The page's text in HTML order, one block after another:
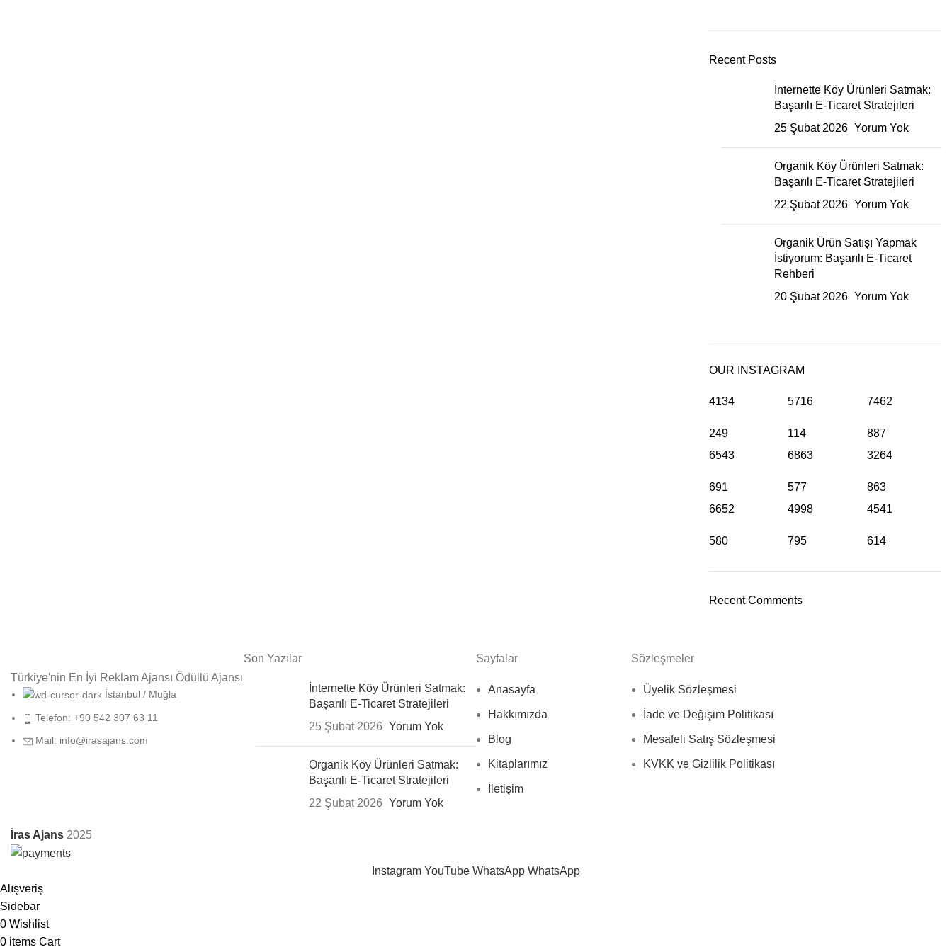
Recent Posts
İnternette Köy Ürünleri Satmak:
Başarılı E-Ticaret Stratejileri
25 Şubat 2026 Yorum Yok
Organik Köy Ürünleri Satmak:
Başarılı E-Ticaret Stratejileri
22 Şubat 2026 Yorum Yok
Organik Ürün Satışı Yapmak
İstiyorum: Başarılı E-Ticaret
Rehberi
20 Şubat 2026 Yorum Yok
OUR INSTAGRAM
4134
249
5716
114
7462
887
6543
691
6863
577
3264
863
6652
580
4998
795
4541
614
Recent Comments
Türkiye'nin En İyi Reklam Ajansı Ödüllü Ajansı
İstanbul / Muğla
Telefon: +90 542 307 63 11
Mail: info@irasajans.com
Son Yazılar
İnternette Köy Ürünleri Satmak:
Başarılı E-Ticaret Stratejileri
25 Şubat 2026 Yorum Yok
Organik Köy Ürünleri Satmak:
Başarılı E-Ticaret Stratejileri
22 Şubat 2026 Yorum Yok
Sayfalar
Anasayfa
Hakkımızda
Blog
Kitaplarımız
İletişim
Sözleşmeler
Üyelik Sözleşmesi
İade ve Değişim Politikası
Mesafeli Satış Sözleşmesi
KVKK ve Gizlilik Politikası
İras Ajans 2025
Instagram YouTube WhatsApp WhatsApp
Alışveriş
Sidebar
0 Wishlist
0 items Cart